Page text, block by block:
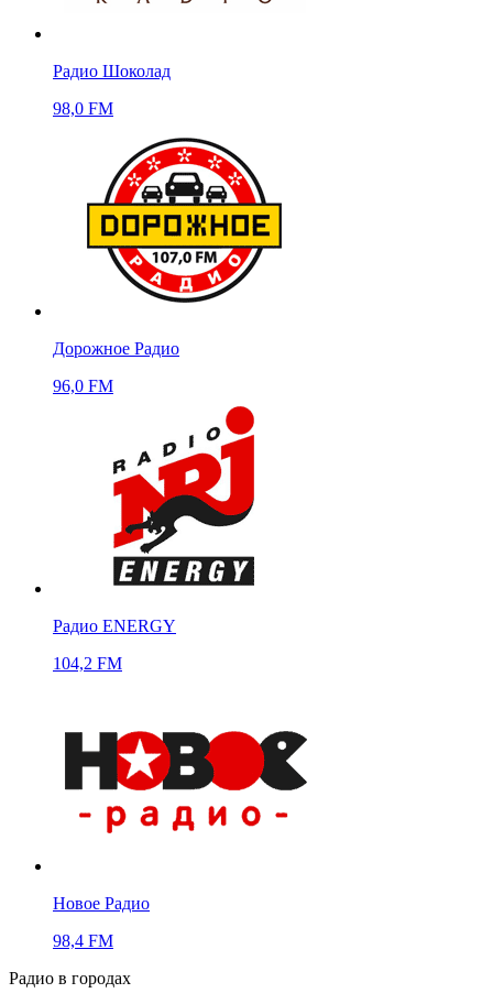
Радио Шоколад
98,0 FM
Дорожное Радио
96,0 FM
Радио ENERGY
104,2 FM
Новое Радио
98,4 FM
Радио в городах